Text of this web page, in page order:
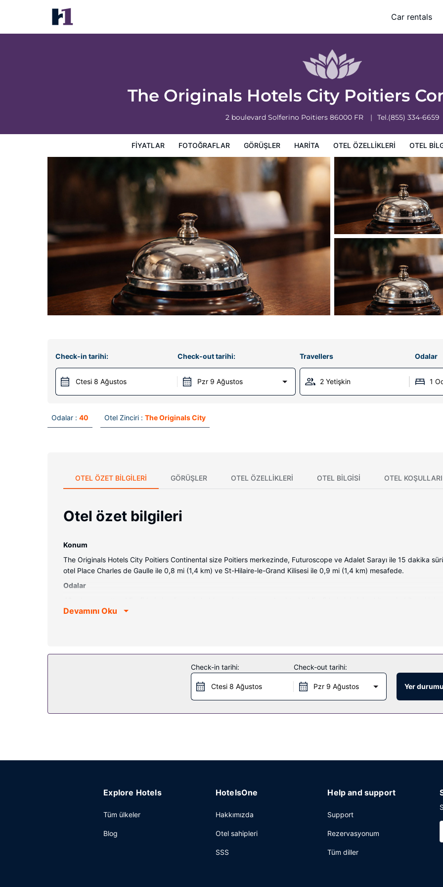
Car rentals
The Originals Hotels City Poitiers
2 boulevard Solferino Poitiers 86000 FR Tel.(855) 334-6659
FIYATLAR FOTOĞRAFLAR GÖRÜŞLER HARITA OTEL ÖZELLIKLERI OTEL
The Originals Hotels City Poitiers Continental
Fiyatlar
Check-in tarihi:
Ctesi 8 Ağustos
Check-out tarihi:
Pzr 9 Ağustos
Travellers Odalar
2 Yetişkin 1
Odalar : 40 Otel Zinciri : The Originals City
OTEL ÖZET BILGILERI GÖRÜŞLER OTEL ÖZELLIKLERI OTEL BILGISI OTEL KOŞULLARI
Otel özet bilgileri
Konum
The Originals Hotels City Poitiers Continental size Poitiers merkezinde, Futuroscope ve Adalet Sarayı ile 15 dakika
otel Place Charles de Gaulle ile 0,8 mi (1,4 km) ve St-Hilaire-le-Grand Kilisesi ile 0,9 mi (1,4 km) mesafede.
Odalar
kombinasyonu, ücretsiz banyo/kozmetik ürünleri ve saç kurutma makinesi vardır. Misafirlere masa gibi imkânlar ve
Misafirlere her gün 5 ve 10 arasında ücretli açık büfe kahvaltı servisi yapılmaktadır.
Devamını Oku
Check-in tarihi:
Ctesi 8 Ağustos
Check-out tarihi:
Pzr 9 Ağustos Yer
Explore Hotels
Tüm ülkeler
Blog
HotelsOne
Hakkımızda
Otel sahipleri
SSS
Help and support
Support
Rezervasyonum
Tüm diller